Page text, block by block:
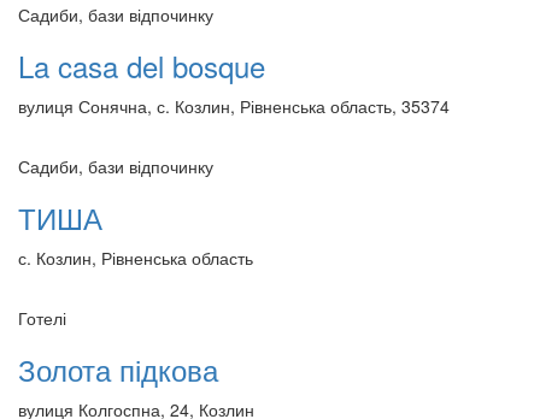
Садиби, бази відпочинку
La casa del bosque
вулиця Сонячна, с. Козлин, Рівненська область, 35374
Садиби, бази відпочинку
ТИША
с. Козлин, Рівненська область
Готелі
Золота підкова
вулиця Колгоспна, 24, Козлин